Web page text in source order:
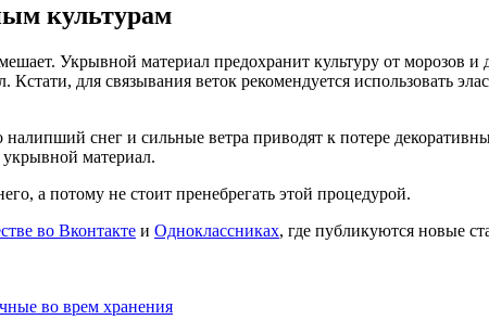
культурам
Укрывной материал предохранит культуру от морозов и
для связывания веток рекомендуется использовать
снег и сильные ветра приводят к потере
укрывной материал.
а потому не стоит пренебрегать этой процедурой.
во Вконтакте и Одноклассниках, где публикуются новые
во врем хранения